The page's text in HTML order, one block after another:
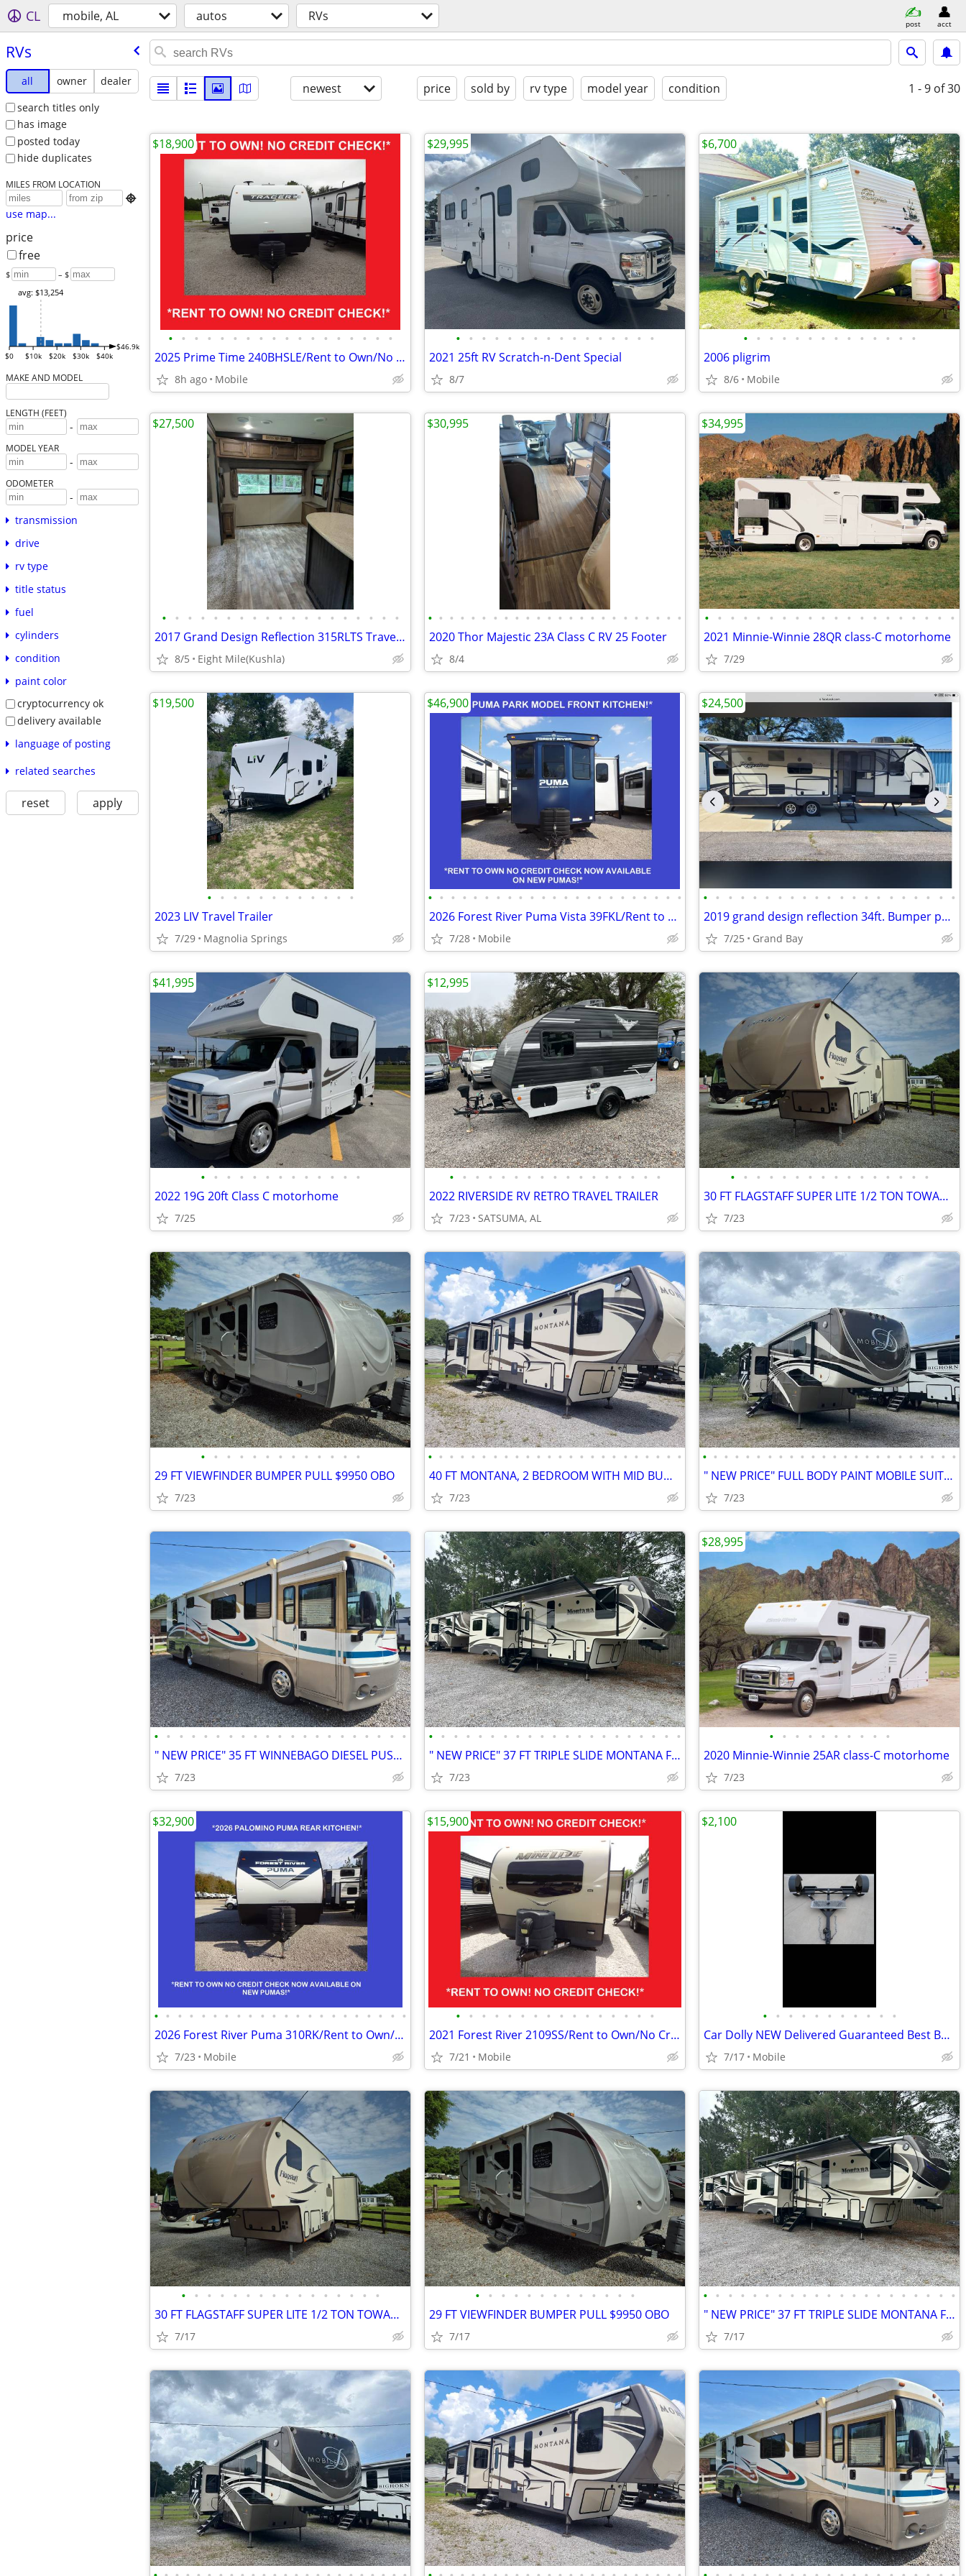
CL mobile, AL autos RVs post acct
RVs
all owner
dealer
search titles only
has image
posted today
hide duplicates
MILES FROM LOCATION

use map...
price
free
$ – $
$0 $10k $20k $30k $40k
$46.9k
avg: $13,254
MAKE AND MODEL
LENGTH (FEET)
-
MODEL YEAR
-
ODOMETER
-
transmission
drive
rv type
title status
fuel
cylinders
condition
paint color
cryptocurrency ok
delivery available
language of posting
related searches
reset apply
newest price sold by rv type model year condition 1 - 9 of 30
• • • • • • • • • • • • • • • • • •
2025 Prime Time 240BHSLE/Rent to Own/No Credit Check
8h ago Mobile
$18,900
• • • • • • • • • • • • • • • •
2021 25ft RV Scratch-n-Dent Special
8/7
$29,995
• • • • • • • • • • • • • •
2006 pligrim
8/6 Mobile
$6,700
• • • • • • • • • • • • • • • • • • •
2017 Grand Design Reflection 315RLTS Travel Trailer 38.6'
8/5 Eight Mile(Kushla)
$27,500
• • • • • • • • • • • • • • • • • • • • • • • •
2020 Thor Majestic 23A Class C RV 25 Footer
8/4
$30,995
• • • • • • • • • • • • • • • • • • • •
2021 Minnie-Winnie 28QR class-C motorhome
7/29
$34,995
• • • • • • • • • • • •
2023 LIV Travel Trailer
7/29 Magnolia Springs
$19,500
• • • • • • • • • • • • • • • • • • • • • • •
2026 Forest River Puma Vista 39FKL/Rent to Own/No Credit Check
7/28 Mobile
$46,900
• • • • • • • • • • • • • • • • • • • • •
2019 grand design reflection 34ft. Bumper pull NEW PRICE!
7/25 Grand Bay
$24,500
• • • • • • • • • • • • •
2022 19G 20ft Class C motorhome
7/25
$41,995
• • • • • • • • • • • • • • • • •
2022 RIVERSIDE RV RETRO TRAVEL TRAILER
7/23 SATSUMA, AL
$12,995
• • • • • • • • • • • • • • • •
30 FT FLAGSTAFF SUPER LITE 1/2 TON TOWABLE $13,500 OBO
7/23
• • • • • • • • • • • • •
29 FT VIEWFINDER BUMPER PULL $9950 OBO
7/23
• • • • • • • • • • • • • • • • • • • • • • • •
40 FT MONTANA, 2 BEDROOM WITH MID BUNK & LOFT BED $33,995 OBO
7/23
• • • • • • • • • • • • • • • • • • • • • • • •
" NEW PRICE" FULL BODY PAINT MOBILE SUITES $29,995
7/23
• • • • • • • • • • • • • • • • • • • • •
" NEW PRICE" 35 FT WINNEBAGO DIESEL PUSHER RV $33,995 OBO
7/23
• • • • • • • • • • • • • • • • • • • • •
" NEW PRICE" 37 FT TRIPLE SLIDE MONTANA FIFTH WHEEL $27,500 OBO
7/23
• • • • • • • • • •
2020 Minnie-Winnie 25AR class-C motorhome
7/23
$28,995
• • • • • • • • • • • • • • • • • • • • • •
2026 Forest River Puma 310RK/Rent to Own/No Credit Check
7/23 Mobile
$32,900
• • • • • • • • • • • • • • • •
2021 Forest River 2109SS/Rent to Own/No Credit Check
7/21 Mobile
$15,900
• • • • • • • • • • •
Car Dolly NEW Delivered Guaranteed Best Built for the Money in U.S.!
7/17 Mobile
$2,100
• • • • • • • • • • • • • • • •
30 FT FLAGSTAFF SUPER LITE 1/2 TON TOWABLE $13,500 OBO
7/17
• • • • • • • • • • • • •
29 FT VIEWFINDER BUMPER PULL $9950 OBO
7/17
• • • • • • • • • • • • • • • • • • • • •
" NEW PRICE" 37 FT TRIPLE SLIDE MONTANA FIFTH WHEEL $27,500 OBO
7/17